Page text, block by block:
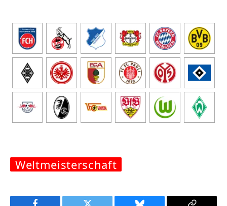
Weltmeisterschaft